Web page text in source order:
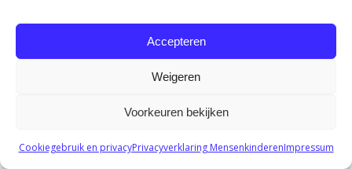
Accepteren
Weigeren
Voorkeuren bekijken
Cookiegebruik en privacyPrivacyverklaring MensenkinderenImpressum